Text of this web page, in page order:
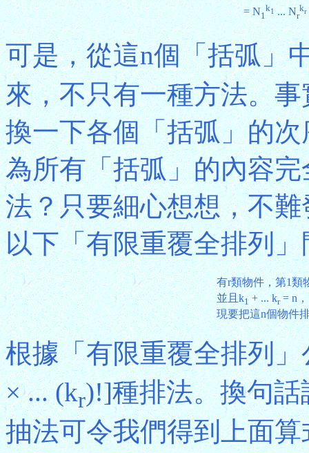
= N1
k1... Nr
kr
可是，從這n個「括弧」
來，不只有一種方法。
換一下各個「括弧」的
為所有「括弧」的內容
法？只要細心想想，不
以下「有限重覆全排列
有r類物件，第1類
並且k1+ ... kr= n，
現要把這n個物件
根據「有限重覆全排列
× ... (kr)!]種排法。換句
抽法可令我們得到上面